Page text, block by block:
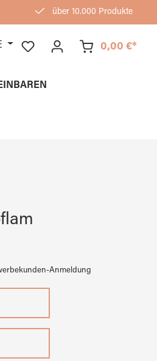
über 10.000 Produkte
0,00 €*
Anmeldung